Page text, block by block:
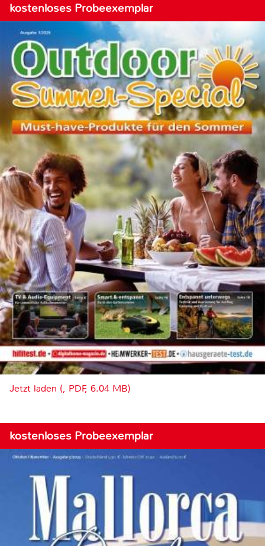
kostenloses Probeexemplar
Jetzt laden (, PDF, 6.04 MB)
kostenloses Probeexemplar